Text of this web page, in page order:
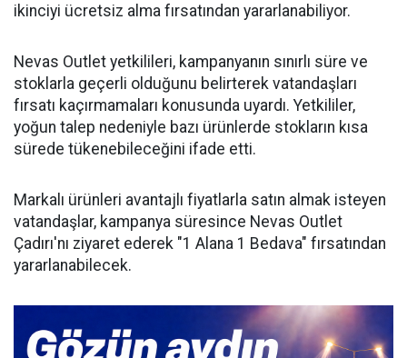
ikinciyi ücretsiz alma fırsatından yararlanabiliyor.
Nevas Outlet yetkilileri, kampanyanın sınırlı süre ve
stoklarla geçerli olduğunu belirterek vatandaşları
fırsatı kaçırmamaları konusunda uyardı. Yetkililer,
yoğun talep nedeniyle bazı ürünlerde stokların kısa
sürede tükenebileceğini ifade etti.
Markalı ürünleri avantajlı fiyatlarla satın almak isteyen
vatandaşlar, kampanya süresince Nevas Outlet
Çadırı'nı ziyaret ederek "1 Alana 1 Bedava" fırsatından
yararlanabilecek.